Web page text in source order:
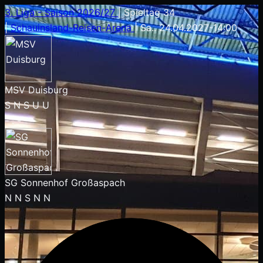
3. Liga - Saison 2026/27| Spieltag 34
| Schauinsland-Reisen-Arena| Sa.. 24.04.2027-14:00
MSV Duisburg
SNSUU
- : -
SG Sonnenhof Großaspach
N N S N N